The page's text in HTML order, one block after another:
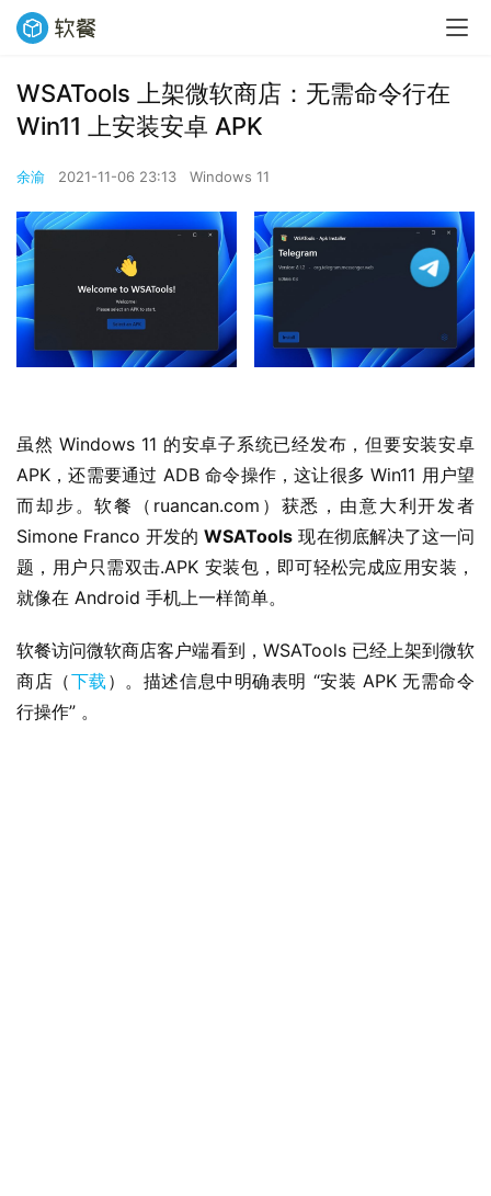
WSATools 上架微软商店：无需命令行在
Win11 上安装安卓 APK
余渝 2021-11-06 23:13 Windows 11
虽然 Windows 11 的安卓子系统已经发布，但要安装安卓
APK，还需要通过 ADB 命令操作，这让很多 Win11 用户望
而却步。软餐（ruancan.com）获悉，由意大利开发者
Simone Franco 开发的 WSATools 现在彻底解决了这一问
题，用户只需双击.APK 安装包，即可轻松完成应用安装，
就像在 Android 手机上一样简单。
软餐访问微软商店客户端看到，WSATools 已经上架到微软
商店（下载 ）。描述信息中明确表明 “安装 APK 无需命令
行操作” 。